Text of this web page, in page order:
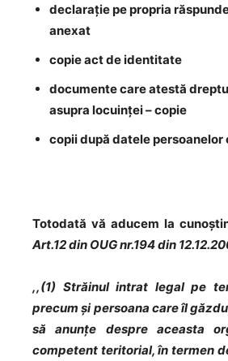
declarație pe propria
anexat
copie act de identitate
documente care atestă
asupra locuinței – copie
copii după datele persoanelor
Totodată vă aducem la
Art.12 din OUG nr.194 din
,,(1) Străinul intrat legal pe
precum și persoana care îl
să anunțe despre aceasta
competent teritorial, în termen